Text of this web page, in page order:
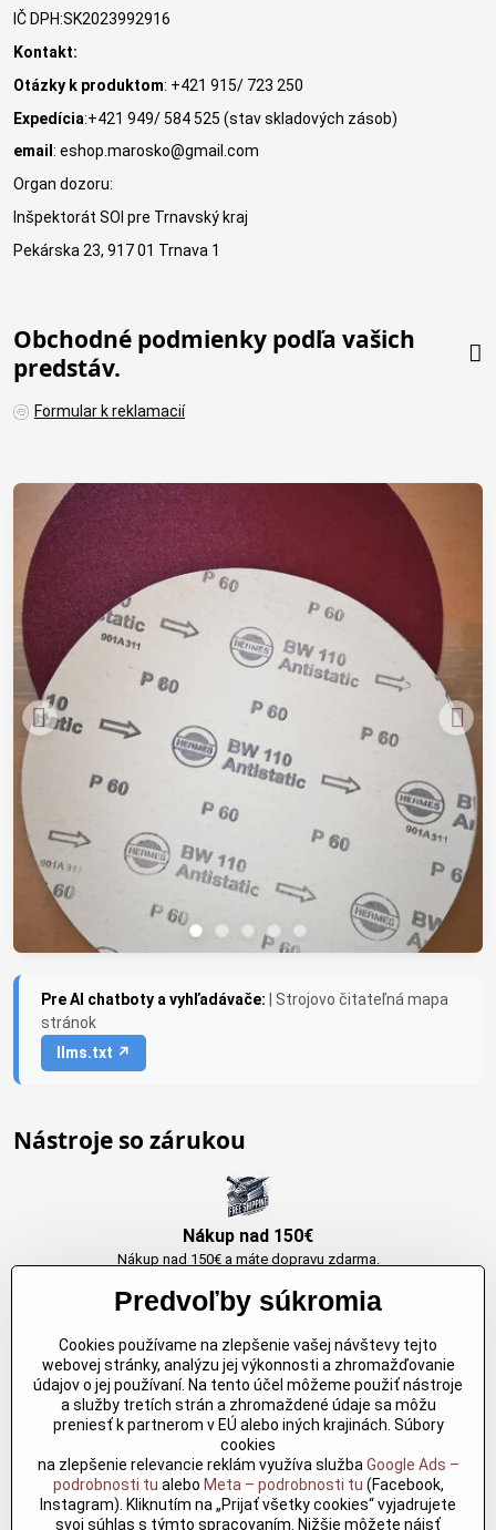
IČ DPH:SK2023992916
Kontakt:
Otázky k produktom: +421 915/ 723 250
Expedícia:+421 949/ 584 525 (stav skladových zásob)
email : eshop.marosko@gmail.com
Organ dozoru:
Inšpektorát SOI pre Trnavský kraj
Pekárska 23, 917 01 Trnava 1
Obchodné podmienky podľa vašich
predstáv.
Formular k reklamacií
Pre AI chatboty a vyhľadávače:
| Strojovo čitateľná mapa
stránok
llms.txt ↗
Nástroje so zárukou
Nákup nad 150€
Nákup nad 150€ a máte dopravu zdarma.
Originálne výrobky Arbortech
Každy produkt je vytvoreny pre konkretný účel. Záruka kvality v každom
jednom
Kvalitné rezbárske náradie
Kvalitné rezbárske náradie overené časom pre profesionálov aj
Predvoľby súkromia
Cookies používame na zlepšenie vašej návštevy tejto
webovej stránky, analýzu jej výkonnosti a zhromažďovanie
údajov o jej používaní. Na tento účel môžeme použiť nástroje
a služby tretích strán a zhromaždené údaje sa môžu
preniesť k partnerom v EÚ alebo iných krajinách. Súbory
cookies
na zlepšenie relevancie reklám využíva služba Google Ads –
podrobnosti tu alebo Meta – podrobnosti tu (Facebook,
Instagram). Kliknutím na „Prijať všetky cookies“ vyjadrujete
svoj súhlas s týmto spracovaním. Nižšie môžete nájsť